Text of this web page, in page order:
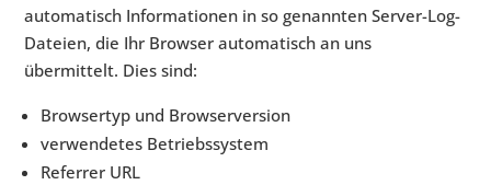
automatisch Informationen in so genannten Server-Log-
Dateien, die Ihr Browser automatisch an uns
übermittelt. Dies sind:
Browsertyp und Browserversion
verwendetes Betriebssystem
Referrer URL